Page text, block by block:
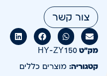
צור קשר
מק״ט HY-ZY150
קטגוריה: מוצרים כללים